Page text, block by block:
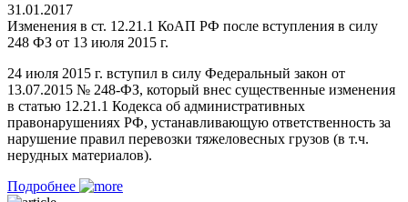
31.01.2017
Изменения в ст. 12.21.1 КоАП РФ после вступления в силу
248 ФЗ от 13 июля 2015 г.
24 июля 2015 г. вступил в силу Федеральный закон от
13.07.2015 № 248-ФЗ, который внес существенные изменения
в статью 12.21.1 Кодекса об административных
правонарушениях РФ, устанавливающую ответственность за
нарушение правил перевозки тяжеловесных грузов (в т.ч.
нерудных материалов).
Подробнее